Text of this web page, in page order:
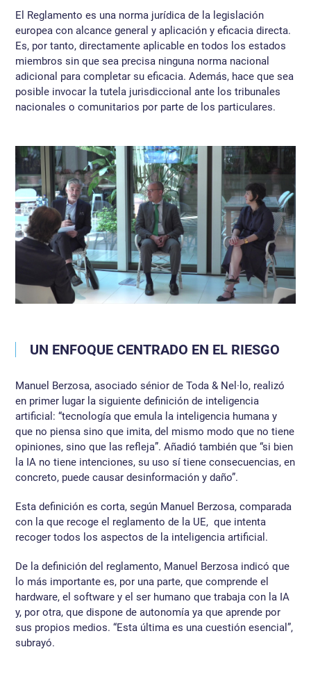
El Reglamento es una norma jurídica de la legislación
europea con alcance general y aplicación y eficacia directa.
Es, por tanto, directamente aplicable en todos los estados
miembros sin que sea precisa ninguna norma nacional
adicional para completar su eficacia. Además, hace que sea
posible invocar la tutela jurisdiccional ante los tribunales
nacionales o comunitarios por parte de los particulares.
UN ENFOQUE CENTRADO EN EL RIESGO
Manuel Berzosa, asociado sénior de Toda & Nel·lo, realizó
en primer lugar la siguiente definición de inteligencia
artificial: “tecnología que emula la inteligencia humana y
que no piensa sino que imita, del mismo modo que no tiene
opiniones, sino que las refleja”. Añadió también que “si bien
la IA no tiene intenciones, su uso sí tiene consecuencias, en
concreto, puede causar desinformación y daño”.
Esta definición es corta, según Manuel Berzosa, comparada
con la que recoge el reglamento de la UE, que intenta
recoger todos los aspectos de la inteligencia artificial.
De la definición del reglamento, Manuel Berzosa indicó que
lo más importante es, por una parte, que comprende el
hardware, el software y el ser humano que trabaja con la IA
y, por otra, que dispone de autonomía ya que aprende por
sus propios medios. “Esta última es una cuestión esencial”,
subrayó.